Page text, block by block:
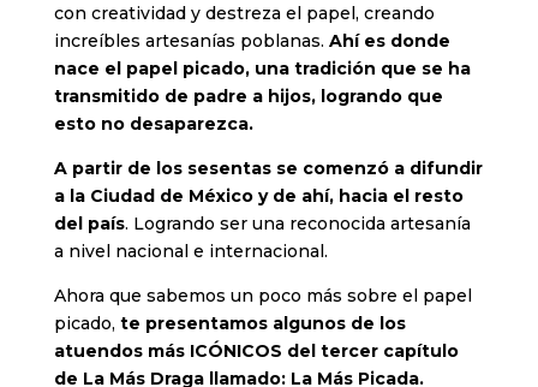
con creatividad y destreza el papel, creando
increíbles artesanías poblanas. Ahí es donde
nace el papel picado, una tradición que se ha
transmitido de padre a hijos, logrando que
esto no desaparezca.
A partir de los sesentas se comenzó a difundir
a la Ciudad de México y de ahí, hacia el resto
del país. Logrando ser una reconocida artesanía
a nivel nacional e internacional.
Ahora que sabemos un poco más sobre el papel
picado, te presentamos algunos de los
atuendos más ICÓNICOS del tercer capítulo
de La Más Draga llamado: La Más Picada.